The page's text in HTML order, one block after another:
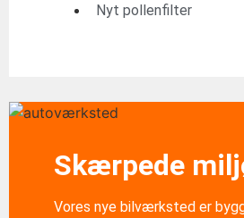
Nyt pollenfilter
Skærpede
Vores nye bilværksted er